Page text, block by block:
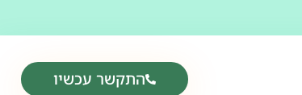
התקשר עכשיו